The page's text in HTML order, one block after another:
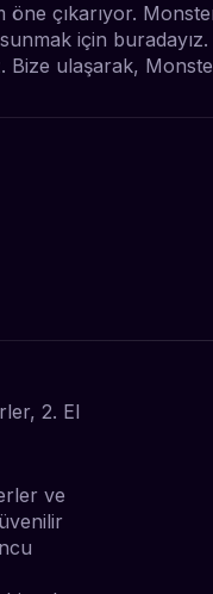
çıkarıyor.
için buradayız.
Bize ulaşarak,
ve